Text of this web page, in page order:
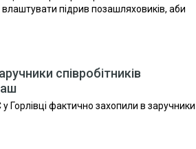
підрив позашляховиків, аби
співробітників
Горлівці фактично захопили в заручники